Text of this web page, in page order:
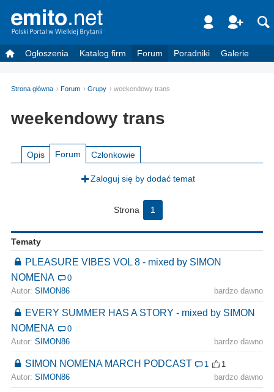
Ogłoszenia Katalog firm Forum Poradniki Galerie
Strona główna Forum Grupy weekendowy trans
weekendowy trans
Opis Forum Członkowie
Zaloguj się by dodać temat
Strona 1
Tematy
PLEASURE VIBES VOL 8 - mixed by SIMON
NOMENA
0
Autor: SIMON86 bardzo dawno
EVERY SUMMER HAS A STORY - mixed by SIMON
NOMENA
0
Autor: SIMON86 bardzo dawno
SIMON NOMENA MARCH PODCAST 1
1
Autor: SIMON86 bardzo dawno